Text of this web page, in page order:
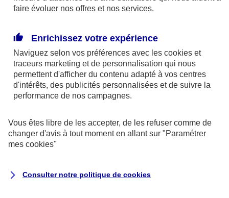
Une fois la fuite maîtrisée, dressez la liste des
Rassemblez ensuite les documents qui
peuvent rendre compte de la valeur des biens
endommagés : factures d'achat, factures de
réparation, tickets de caisse, certificats de
garantie, photographies. Ces justificatifs
votre indemnisation.
faire évoluer nos offres et nos services.
Enrichissez votre expérience
Naviguez selon vos préférences avec les cookies et
traceurs marketing et de personnalisation qui nous
permettent d'afficher du contenu adapté à vos centres
d'intérêts, des publicités personnalisées et de suivre la
performance de nos campagnes.
Vous êtes libre de les accepter, de les refuser comme de
changer d'avis à tout moment en allant sur "Paramétrer
mes cookies"
Consulter notre politique de cookies